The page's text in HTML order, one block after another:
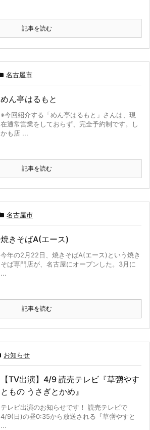
記事を読む
名古屋市
めん亭はるもと
※今回紹介する「めん亭はるもと」さんは、現
在通常営業をしておらず、完全予約制です。し
かも店 ...
記事を読む
名古屋市
焼きそばA(エース)
今年の2月22日、焼きそばA(エース)という焼き
そば専門店が、名古屋にオープンした。3月に
...
記事を読む
お知らせ
【TV出演】4/9 読売テレビ『草彅やす
ともの うさぎとかめ』
テレビ出演のお知らせです！ 読売テレビで
4/9(日)の昼0:35から放送される『草彅やすと
...